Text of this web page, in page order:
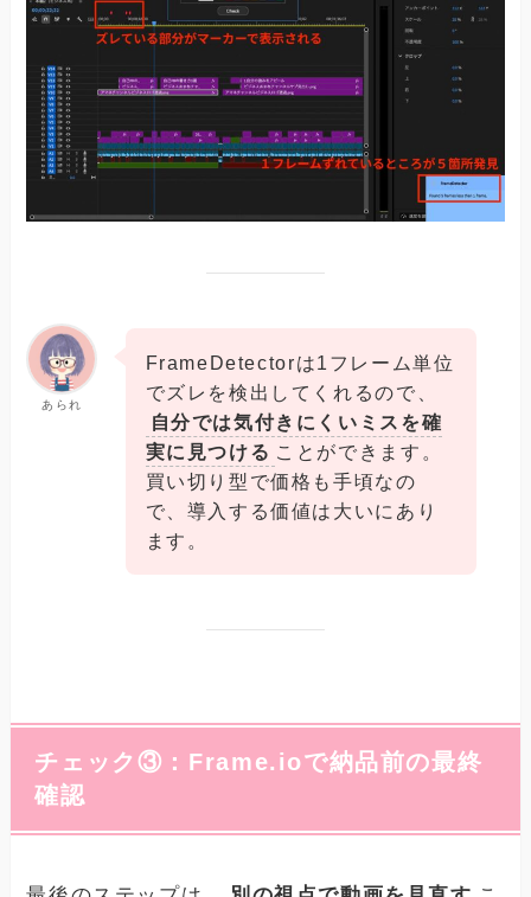
あられ
FrameDetectorは1フレーム単位
でズレを検出してくれるので、
自分では気付きにくいミスを確
実に見つける ことができます。
買い切り型で価格も手頃なの
で、導入する価値は大いにあり
ます。
チェック③：Frame.ioで納品前の最終
確認